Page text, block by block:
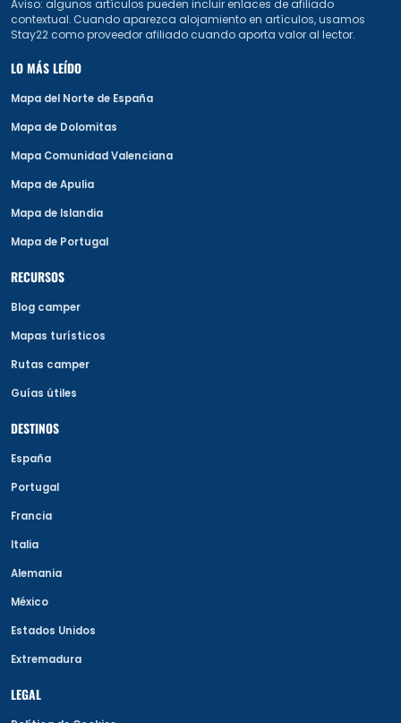
Aviso: algunos artículos pueden incluir enlaces de afiliado
contextual. Cuando aparezca alojamiento en artículos, usamos
Stay22 como proveedor afiliado cuando aporta valor al lector.
LO MÁS LEÍDO
Mapa del Norte de España
Mapa de Dolomitas
Mapa Comunidad Valenciana
Mapa de Apulia
Mapa de Islandia
Mapa de Portugal
RECURSOS
Blog camper
Mapas turísticos
Rutas camper
Guías útiles
DESTINOS
España
Portugal
Francia
Italia
Alemania
México
Estados Unidos
Extremadura
LEGAL